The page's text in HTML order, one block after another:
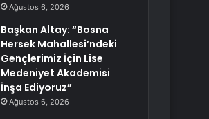
Ağustos 6, 2026
Başkan Altay: “Bosna
Hersek Mahallesi’ndeki
Gençlerimiz İçin Lise
Medeniyet Akademisi
İnşa Ediyoruz”
Ağustos 6, 2026